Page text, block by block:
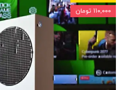
۱۱۰,۰۰۰ تومان